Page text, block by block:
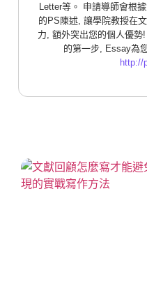
Letter等。 申請導師會根
的PS陳述, 讓學院教授在
力, 額外突出您的個人優
的第一步, Essay為
http://